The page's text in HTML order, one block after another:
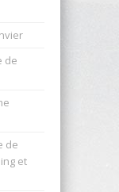
de
de
et